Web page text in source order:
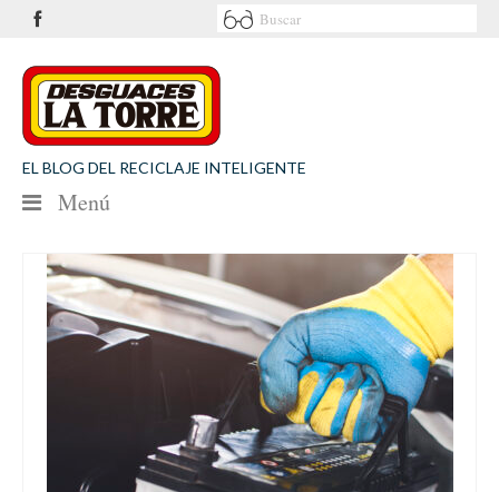
EL BLOG DEL RECICLAJE INTELIGENTE
Menú
NOTICIAS
SEGURIDAD VIAL
MEDIO AMBIENTE
Desguaces La Torre